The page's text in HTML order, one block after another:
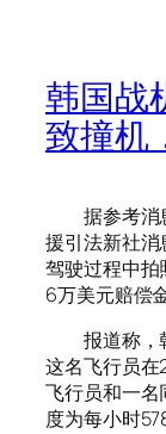
韩国战
致撞机
据参考消息
援引法新社消
驾驶过程中拍
6万美元赔偿金
报道称，韩
这名飞行员在
飞行员和一名
度为每小时